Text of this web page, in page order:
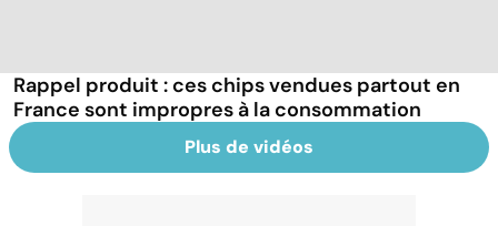
Rappel produit : ces chips vendues partout en
France sont impropres à la consommation
Plus de vidéos